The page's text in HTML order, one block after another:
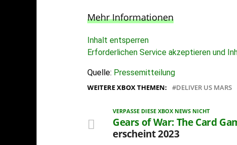
Mehr Informationen
Inhalt entsperren
Erforderlichen Service akzeptieren und
Quelle: Pressemitteilung
WEITERE XBOX THEMEN: DELIVER US MARS
VERPASSE DIESE XBOX NEWS NICHT
Gears of War: The Card
erscheint 2023